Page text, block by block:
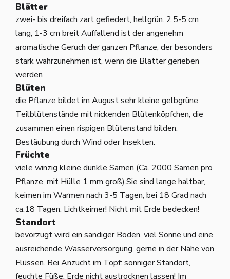
Blätter
zwei- bis dreifach zart gefiedert, hellgrün. 2,5-5 cm
lang, 1-3 cm breit Auffallend ist der angenehm
aromatische Geruch der ganzen Pflanze, der besonders
stark wahrzunehmen ist, wenn die Blätter gerieben
werden
Blüten
die Pflanze bildet im August sehr kleine gelbgrüne
Teilblütenstände mit nickenden Blütenköpfchen, die
zusammen einen rispigen Blütenstand bilden.
Bestäubung durch Wind oder Insekten.
Früchte
viele winzig kleine dunkle Samen (Ca. 2000 Samen pro
Pflanze, mit Hülle 1 mm groß).Sie sind lange haltbar,
keimen im Warmen nach 3-5 Tagen, bei 18 Grad nach
ca.18 Tagen. Lichtkeimer! Nicht mit Erde bedecken!
Standort
bevorzugt wird ein sandiger Boden, viel Sonne und eine
ausreichende Wasserversorgung, gerne in der Nähe von
Flüssen. Bei Anzucht im Topf: sonniger Standort,
feuchte Füße, Erde nicht austrocknen lassen! Im